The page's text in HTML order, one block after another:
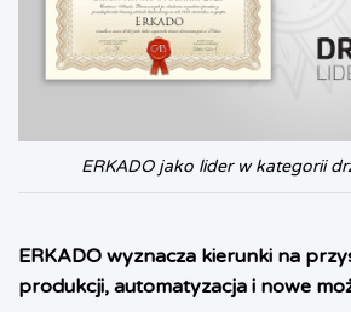
ERKADO jako lider w kategorii
ERKADO wyznacza kierunki na
produkcji, automatyzacja i nowe